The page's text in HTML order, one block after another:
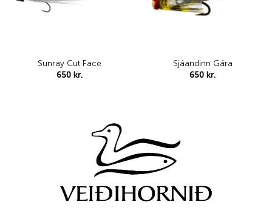
Sunray Cut Face
650 kr.
Sjáandinn Gára
650 kr.